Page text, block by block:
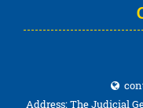
Address: The Judicial